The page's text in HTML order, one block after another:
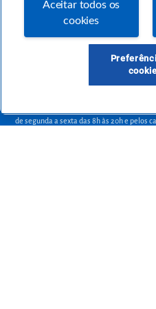
empreendedora.
de segunda a sexta das 8h às 20h e pelos
Aceitar todos os
cookies